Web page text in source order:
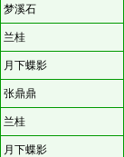
梦溪石
兰桂
月下蝶影
张鼎鼎
兰桂
月下蝶影